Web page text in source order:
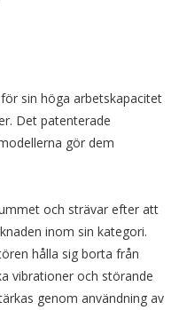
sin höga arbetskapacitet
Det patenterade
gör dem
och strävar efter att
inom sin kategori.
hålla sig borta från
vibrationer och störande
genom användning av